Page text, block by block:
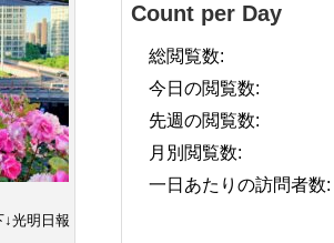
光明日報
Count per Day
総閲覧数:
今日の閲覧数:
先週の閲覧数:
月別閲覧数:
一日あたりの訪問者数: